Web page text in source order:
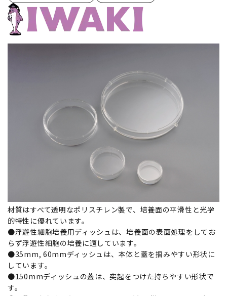
材質はすべて透明なポリスチレン製で、培養面の平滑性と光学
的特性に優れています。
●浮遊性細胞培養用ディッシュは、培養面の表面処理をしてお
らず浮遊性細胞の培養に適しています。
●35mm, 60mmディッシュは、本体と蓋を掴みやすい形状に
しています。
●150mmディッシュの蓋は、突起をつけた持ちやすい形状で
す。